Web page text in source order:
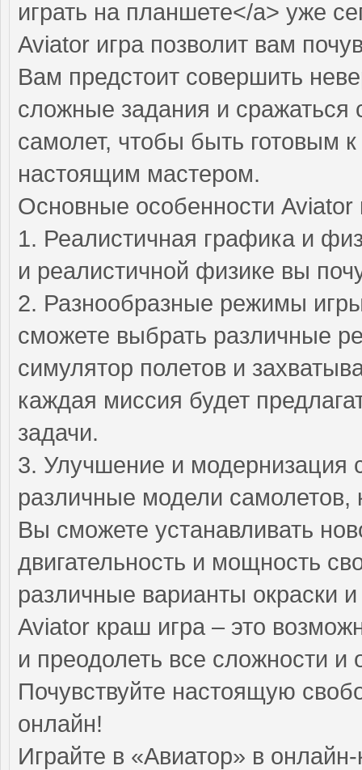
играть на планшете</a> уже
Aviator игра позволит вам
Вам предстоит совершить
сложные задания и сражаться
самолет, чтобы быть готовым
настоящим мастером.
Основные особенности Aviator
1. Реалистичная графика и
и реалистичной физике вы
2. Разнообразные режимы
сможете выбрать различные
симулятор полетов и
каждая миссия будет
задачи.
3. Улучшение и модернизация
различные модели самолетов,
Вы сможете устанавливать
двигательность и мощность
различные варианты окраски
Aviator краш игра – это
и преодолеть все сложности и
Почувствуйте настоящую
онлайн!
Играйте в «Авиатор» в